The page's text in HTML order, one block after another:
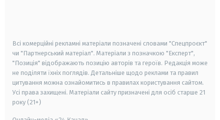
Всі комерційні рекламні матеріали позначені словами "Спецпроєкт"
чи "Партнерський матеріал". Матеріали з позначкою "Експерт",
"Позиція" відображають позицію авторів та героїв. Редакція може
не поділяти їхніх поглядів. Детальніше щодо реклами та правил
цитування можна ознайомитись в правилах користування сайтом.
Усі права захищені. Матеріали сайту призначені для осіб старше 21
року (21+)